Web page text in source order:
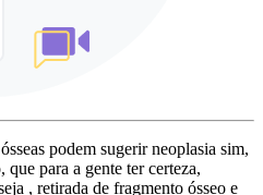
podem sugerir neoplasia sim,
para a gente ter certeza,
, retirada de fragmento ósseo e